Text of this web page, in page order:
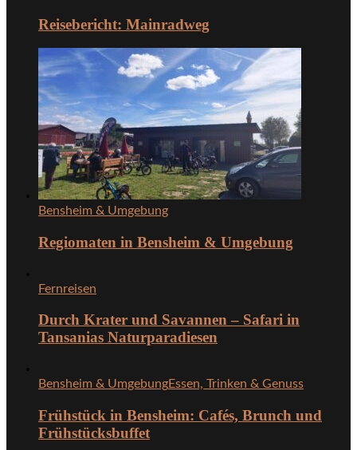
Reisebericht: Mainradweg
Bensheim & Umgebung
Regiomaten in Bensheim & Umgebung
Fernreisen
Durch Krater und Savannen – Safari in
Tansanias Naturparadiesen
Bensheim & UmgebungEssen, Trinken & Genuss
Frühstück in Bensheim: Cafés, Brunch und
Frühstücksbuffet